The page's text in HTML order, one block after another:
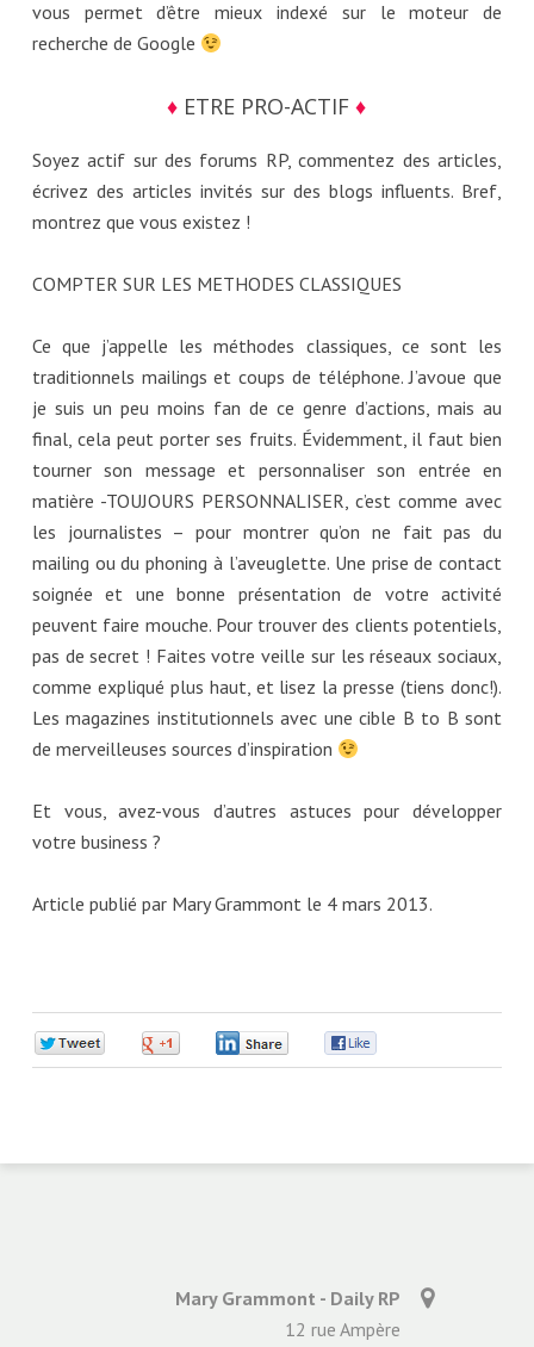
vous permet d’être mieux indexé sur le moteur de
recherche de Google
♦ ETRE PRO-ACTIF♦
Soyez actif sur des forums RP, commentez des articles,
écrivez des articles invités sur des blogs influents. Bref,
montrez que vous existez !
COMPTER SUR LES METHODES CLASSIQUES
Ce que j’appelle les méthodes classiques, ce sont les
traditionnels mailings et coups de téléphone. J’avoue que
je suis un peu moins fan de ce genre d’actions, mais au
final, cela peut porter ses fruits. Évidemment, il faut bien
tourner son message et personnaliser son entrée en
matière -TOUJOURS PERSONNALISER, c’est comme avec
les journalistes – pour montrer qu’on ne fait pas du
mailing ou du phoning à l’aveuglette. Une prise de contact
soignée et une bonne présentation de votre activité
peuvent faire mouche. Pour trouver des clients potentiels,
pas de secret ! Faites votre veille sur les réseaux sociaux,
comme expliqué plus haut, et lisez la presse (tiens donc!).
Les magazines institutionnels avec une cible B to B sont
de merveilleuses sources d’inspiration
Et vous, avez-vous d’autres astuces pour développer
votre business ?
Article publié par Mary Grammont le 4 mars 2013.
Mary Grammont - Daily RP
12 rue Ampère